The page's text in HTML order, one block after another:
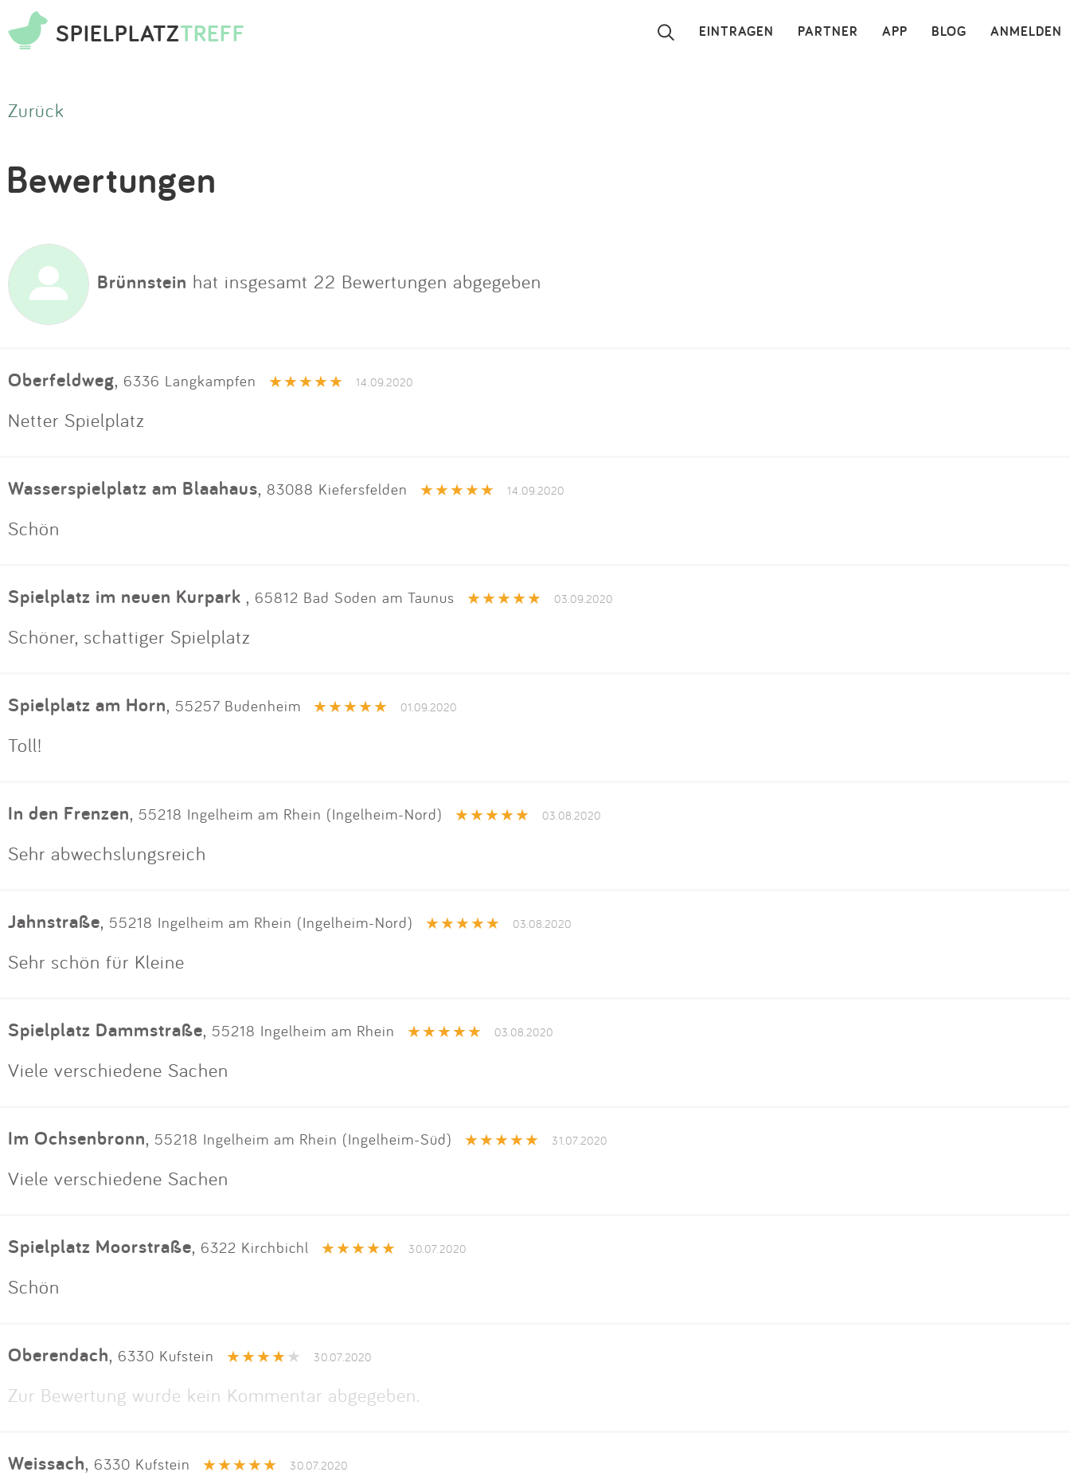
SPIELPLATZTREFF ANMELDEN
BLOG
APP
PARTNER
EINTRAGEN ×
Partner
Zurück
Bewertungen
Brünnstein hat insgesamt 22 Bewertungen abgegeben
Oberfeldweg, 6336 Langkampfen 14.09.2020
Netter Spielplatz
Wasserspielplatz am Blaahaus, 83088 Kiefersfelden 14.09.2020
Schön
Spielplatz im neuen Kurpark , 65812 Bad Soden am Taunus 03.09.2020
Schöner, schattiger Spielplatz
Spielplatz am Horn, 55257 Budenheim 01.09.2020
Toll!
In den Frenzen, 55218 Ingelheim am Rhein (Ingelheim-Nord) 03.08.2020
Sehr abwechslungsreich
Jahnstraße, 55218 Ingelheim am Rhein (Ingelheim-Nord) 03.08.2020
Sehr schön für Kleine
Spielplatz Dammstraße, 55218 Ingelheim am Rhein 03.08.2020
Viele verschiedene Sachen
Im Ochsenbronn, 55218 Ingelheim am Rhein (Ingelheim-Süd) 31.07.2020
Viele verschiedene Sachen
Spielplatz Moorstraße, 6322 Kirchbichl 30.07.2020
Schön
Oberendach, 6330 Kufstein 30.07.2020
Zur Bewertung wurde kein Kommentar abgegeben.
Weissach, 6330 Kufstein 30.07.2020